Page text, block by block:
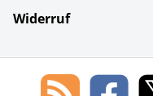
Widerruf
Social Media
Blog